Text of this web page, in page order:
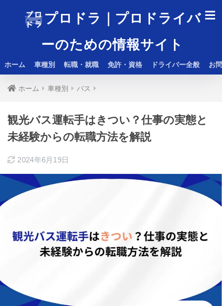
プロドラ｜プロドライバ
ーのための情報サイト
ホーム 車種別 転職・就職 免許・資格 ドライバー全般 お
ホーム 車種別 バス
観光バス運転手はきつい？仕事の実態と
未経験からの転職方法を解説
2024年6月19日